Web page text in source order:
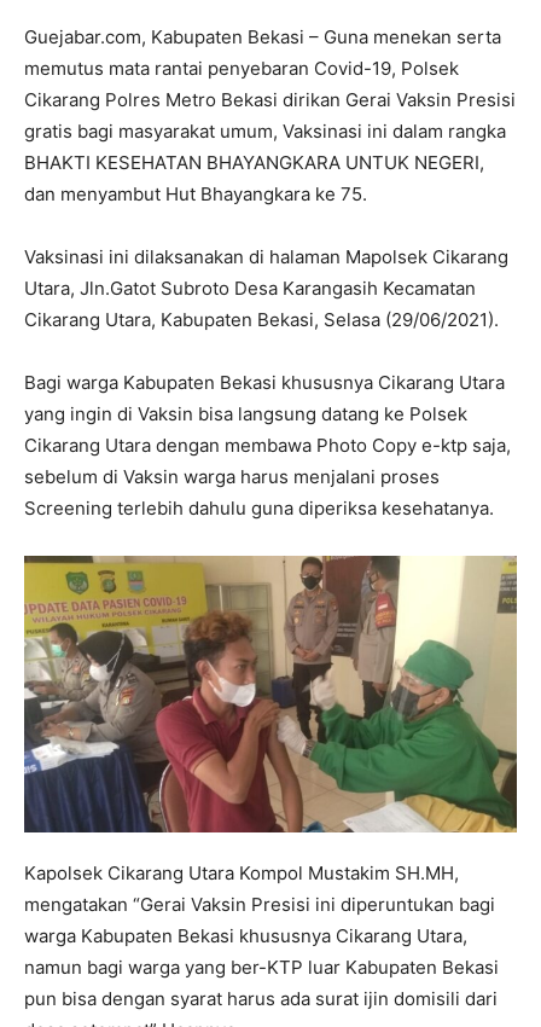
Guejabar.com, Kabupaten Bekasi – Guna menekan serta
memutus mata rantai penyebaran Covid-19, Polsek
Cikarang Polres Metro Bekasi dirikan Gerai Vaksin Presisi
gratis bagi masyarakat umum, Vaksinasi ini dalam rangka
BHAKTI KESEHATAN BHAYANGKARA UNTUK NEGERI,
dan menyambut Hut Bhayangkara ke 75.
Vaksinasi ini dilaksanakan di halaman Mapolsek Cikarang
Utara, Jln.Gatot Subroto Desa Karangasih Kecamatan
Cikarang Utara, Kabupaten Bekasi, Selasa (29/06/2021).
Bagi warga Kabupaten Bekasi khususnya Cikarang Utara
yang ingin di Vaksin bisa langsung datang ke Polsek
Cikarang Utara dengan membawa Photo Copy e-ktp saja,
sebelum di Vaksin warga harus menjalani proses
Screening terlebih dahulu guna diperiksa kesehatanya.
Kapolsek Cikarang Utara Kompol Mustakim SH.MH,
mengatakan “Gerai Vaksin Presisi ini diperuntukan bagi
warga Kabupaten Bekasi khususnya Cikarang Utara,
namun bagi warga yang ber-KTP luar Kabupaten Bekasi
pun bisa dengan syarat harus ada surat ijin domisili dari